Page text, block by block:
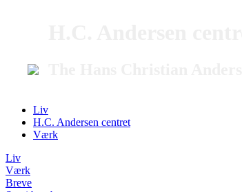
Liv
H.C. Andersen centret
Værk
Liv
Værk
Breve